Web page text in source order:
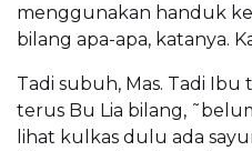
menggunakan handuk
bilang apa-apa, katanya.
Tadi subuh, Mas. Tadi Ibu
terus Bu Lia bilang,
lihat kulkas dulu ada